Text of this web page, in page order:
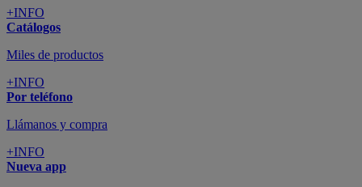
+INFO
Catálogos
Miles de productos
+INFO
Por teléfono
Llámanos y compra
+INFO
Nueva app